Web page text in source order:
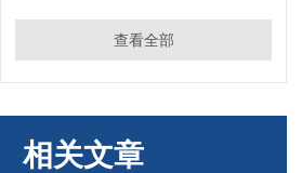
查看全部
相关文章